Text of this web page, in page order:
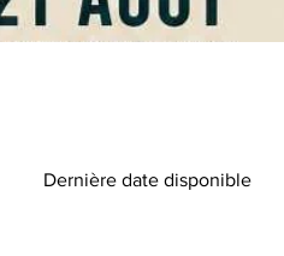
Dernière date disponible